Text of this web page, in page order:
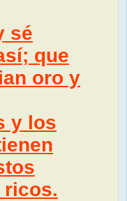
sé
que
oro y
y los
ricos.